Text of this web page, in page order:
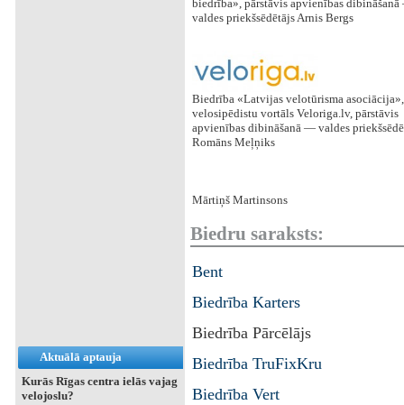
Aktuālā aptauja
Kurās Rīgas centra ielās vajag
velojoslu?
biedrība», pārstāvis apvienības
valdes priekšsēdētājs Arnis Bergs
Biedrība «Latvijas velotūrisma asociācija»,
velosipēdistu vortāls Veloriga.lv, pārstāvis
apvienības dibināšanā — valdes
Romāns Meļņiks
Mārtiņš Martinsons
Biedru saraksts:
Bent
Biedrība Karters
Biedrība Pārcēlājs
Biedrība TruFixKru
Biedrība Vert